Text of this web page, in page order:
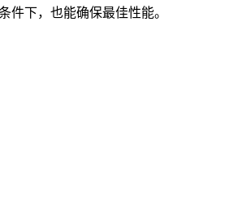
件下，也能确保最佳性能。